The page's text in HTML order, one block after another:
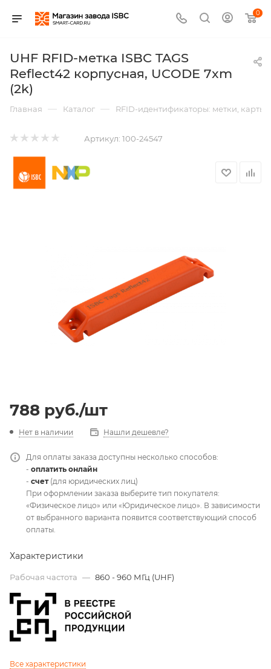
0
UHF RFID-метка ISBC TAGS
Reflect42 корпусная, UCODE 7xm
(2k)
Главная — Каталог — RFID-идентификаторы: метки,
Артикул: 100-24547
788 руб./шт
Нет в наличии Нашли дешевле?
Для оплаты заказа доступны несколько способов:
- оплатить онлайн
- счет(для юридических лиц)
При оформлении заказа выберите тип покупателя:
«Физическое лицо» или «Юридическое лицо». В зависимости
от выбранного варианта появится соответствующий способ
оплаты.
Характеристики
Рабочая частота — 860 - 960 МГц (UHF)
Все характеристики